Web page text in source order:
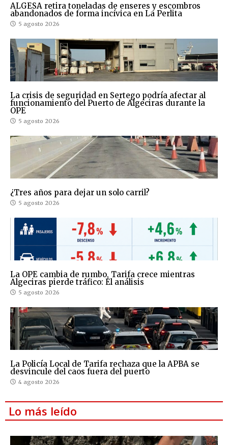
ALGESA retira toneladas de enseres y escombros
abandonados de forma incívica en La Perlita
5 agosto 2026
La crisis de seguridad en Sertego podría afectar al
funcionamiento del Puerto de Algeciras durante la
OPE
5 agosto 2026
¿Tres años para dejar un solo carril?
5 agosto 2026
La OPE cambia de rumbo, Tarifa crece mientras
Algeciras pierde tráfico: El análisis
5 agosto 2026
La Policía Local de Tarifa rechaza que la APBA se
desvincule del caos fuera del puerto
4 agosto 2026
Lo más leído